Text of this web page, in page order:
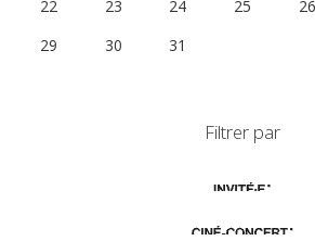
22
23 24 25 26
29
30 31
Filtrer par